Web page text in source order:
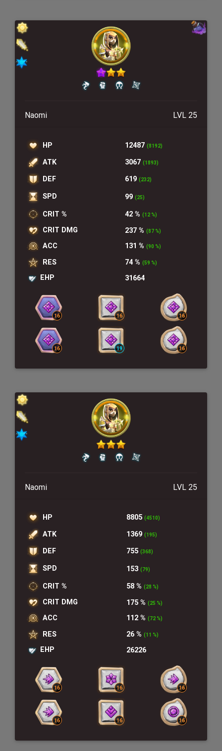
Naomi LVL 25
HP 12487 (8192)
ATK 3067 (1893)
DEF 619 (232)
SPD 99 (25)
CRIT % 42 % (12 %)
CRIT DMG 237 % (87 %)
ACC 131 % (90 %)
RES 74 % (59 %)
EHP 31664
Naomi LVL 25
HP 8805 (4510)
ATK 1369 (195)
DEF 755 (368)
SPD 153 (79)
CRIT % 58 % (28 %)
CRIT DMG 175 % (25 %)
ACC 112 % (72 %)
RES 26 % (11 %)
EHP 26226